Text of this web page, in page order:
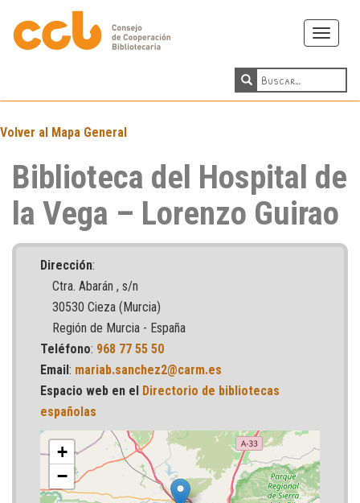
Toggle
Volver al Mapa General
Biblioteca del Hospital de
la Vega – Lorenzo Guirao
Dirección:
Ctra. Abarán , s/n
30530 Cieza (Murcia)
Región de Murcia - España
Teléfono: 968 77 55 50
Email: mariab.sanchez2@carm.es
Espacio web en el Directorio de bibliotecas
españolas
+
−